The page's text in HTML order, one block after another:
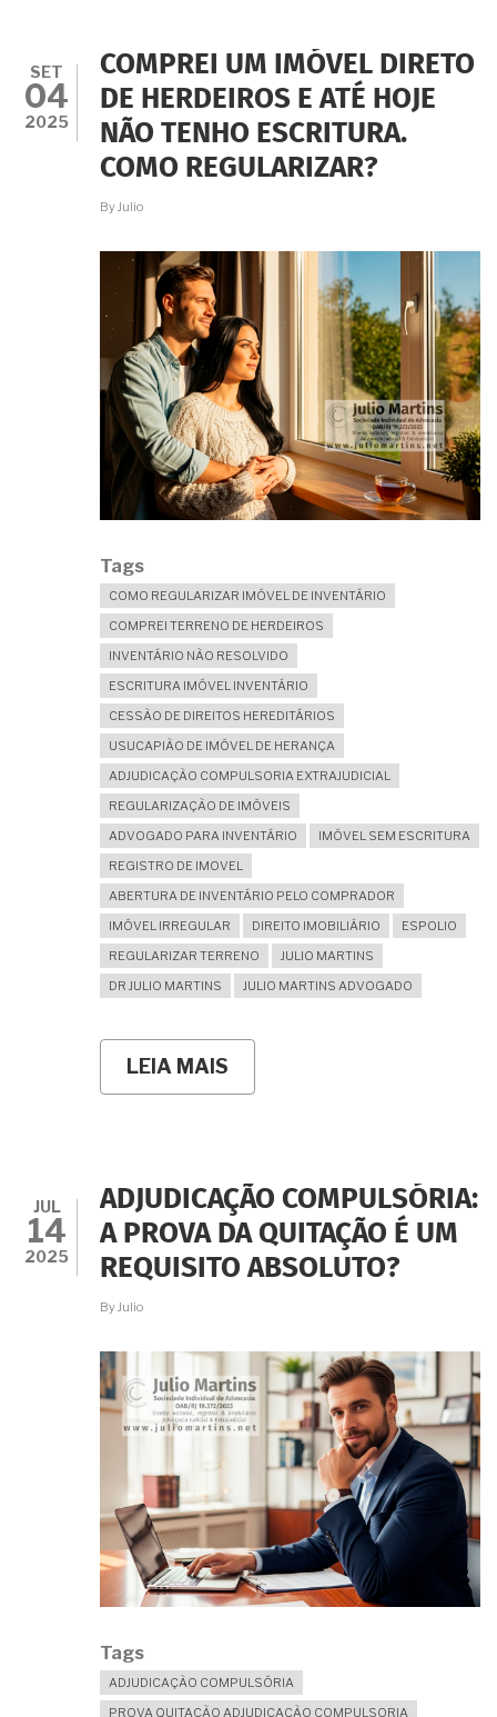
EXIGIR
ITBI
PAGO
POR
CADA
UMA
DAS
COMPULSÓRIA
EXTRAJUDICIAL?
SET
04
2025
COMPREI UM IMÓVEL DIRETO
DE HERDEIROS E ATÉ HOJE
NÃO TENHO ESCRITURA.
COMO REGULARIZAR?
By Julio
Tags
COMO REGULARIZAR IMÓVEL DE INVENTÁRIO
COMPREI TERRENO DE HERDEIROS
INVENTÁRIO NÃO RESOLVIDO
ESCRITURA IMÓVEL INVENTÁRIO
CESSÃO DE DIREITOS HEREDITÁRIOS
USUCAPIÃO DE IMÓVEL DE HERANÇA
ADJUDICAÇÃO COMPULSORIA EXTRAJUDICIAL
REGULARIZAÇÃO DE IMÓVEIS
ADVOGADO PARA INVENTÁRIO
IMÓVEL SEM ESCRITURA
REGISTRO DE IMOVEL
ABERTURA DE INVENTÁRIO PELO COMPRADOR
IMÓVEL IRREGULAR
DIREITO IMOBILIÁRIO
ESPOLIO
REGULARIZAR TERRENO
JULIO MARTINS
DR JULIO MARTINS
JULIO MARTINS ADVOGADO
LEIA MAIS
COMPREI
HERDEIROS
E
ATÉ
HOJE
NÃO
REGULARIZAR?
JUL
14
2025
ADJUDICAÇÃO COMPULSÓRIA:
A PROVA DA QUITAÇÃO É UM
REQUISITO ABSOLUTO?
ByJulio
Tags
ADJUDICAÇÃO COMPULSÓRIA
PROVA QUITAÇÃO ADJUDICAÇÃO COMPULSORIA